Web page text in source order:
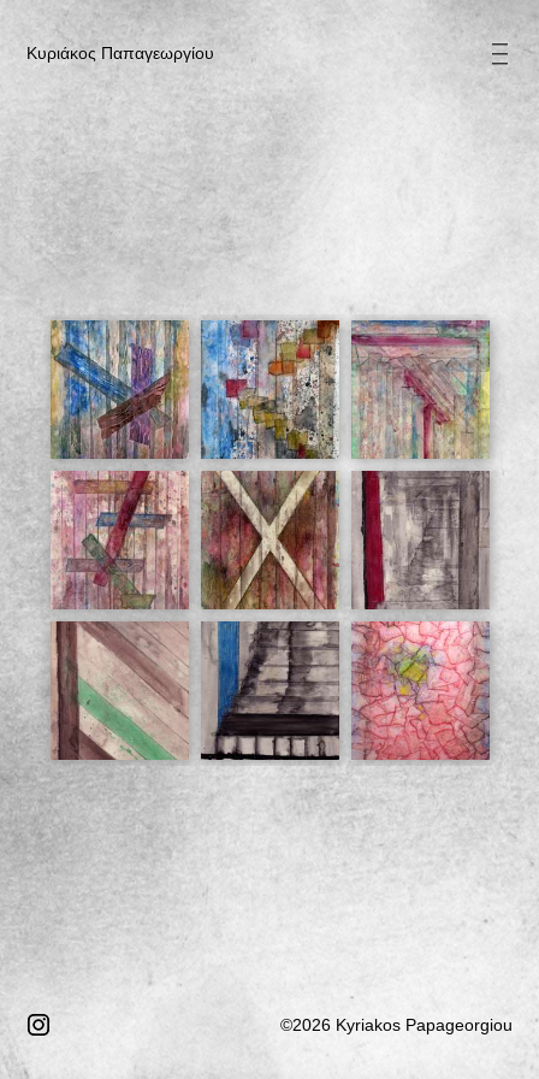
Κυριάκος Παπαγεωργίου | | |
Καλυμμένος 1 Καλυμμένος 2 Καλυμμένος 3
Καλυμμένος 4 Καλυμμένος 5 Καλυμμένος 6
Καλυμμένος 7 Καλυμμένος 8 Καλυμμένος 9
©2026 Kyriakos Papageorgiou